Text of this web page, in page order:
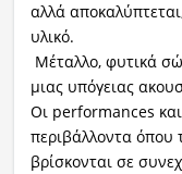
αλλά
υλικό.
Μέταλλο, φυτικά
μιας υπόγειας
Οι performances
περιβάλλοντα όπου
βρίσκονται σε